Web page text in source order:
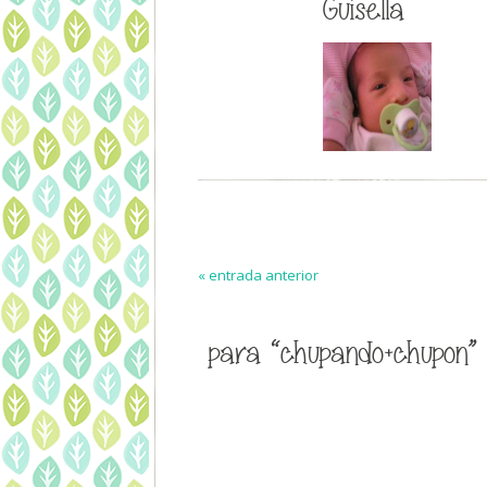
Guisella
« entrada anterior
para “chupando+chupon”